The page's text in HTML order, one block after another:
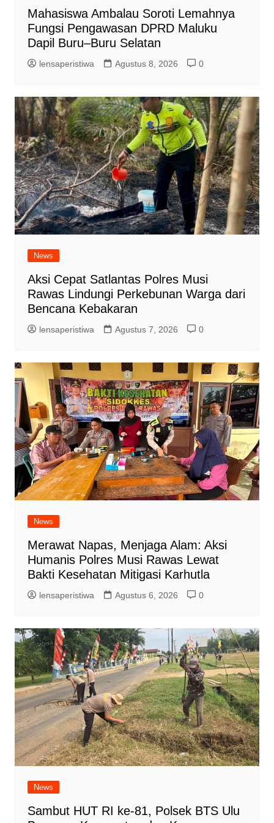
Mahasiswa Ambalau Soroti Lemahnya
Fungsi Pengawasan DPRD Maluku
Dapil Buru–Buru Selatan
lensaperistiwa Agustus 8, 2026 0
News
Aksi Cepat Satlantas Polres Musi
Rawas Lindungi Perkebunan Warga dari
Bencana Kebakaran
lensaperistiwa Agustus 7, 2026 0
News
Merawat Napas, Menjaga Alam: Aksi
Humanis Polres Musi Rawas Lewat
Bakti Kesehatan Mitigasi Karhutla
lensaperistiwa Agustus 6, 2026 0
News
Sambut HUT RI ke-81, Polsek BTS Ulu